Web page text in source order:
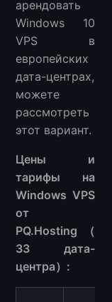
арендовать
Windows 10
VPS в
европейских
дата-центрах,
можете
рассмотреть
этот вариант.
Цены и
тарифы на
Windows VPS
от
PQ.Hosting（
33 дата-
центра）: